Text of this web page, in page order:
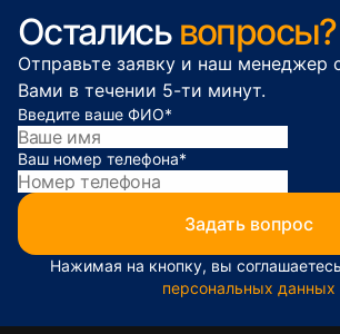
Остались вопросы?
Отправьте заявку и наш менеджер
Вами в течении 5-ти минут.
Введите ваше ФИО*
Ваш номер телефона*
Задать вопрос
Нажимая на кнопку, вы
персональных данных